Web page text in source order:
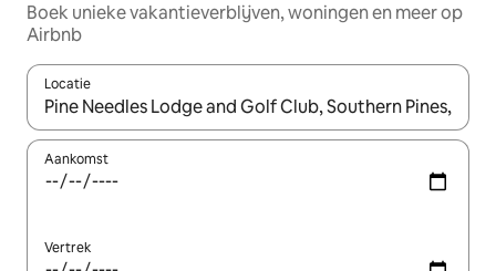
Boek unieke vakantieverblijven, woningen en meer op
Airbnb
Locatie
Wanneer er resultaten beschikbaar zijn, maak je een keuze
Aankomst
Vertrek